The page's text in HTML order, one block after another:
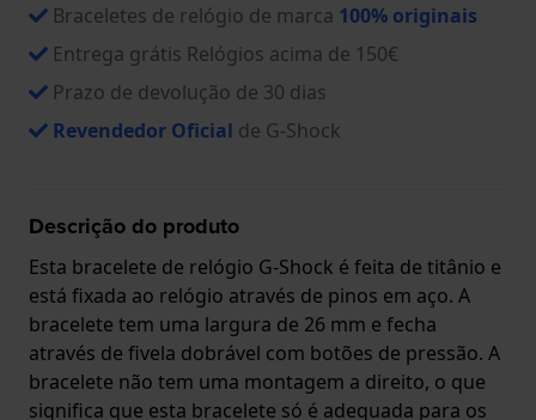
Braceletes de relógio de marca 100% originais
Entrega grátis Relógios acima de 150€
Prazo de devolução de 30 dias
Revendedor Oficial de G-Shock
Descrição do produto
Esta bracelete de relógio G-Shock é feita de titânio e
está fixada ao relógio através de pinos em aço. A
bracelete tem uma largura de 26 mm e fecha
através de fivela dobrável com botões de pressão. A
bracelete não tem uma montagem a direito, o que
significa que esta bracelete só é adequada para os